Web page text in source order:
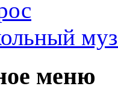
меню